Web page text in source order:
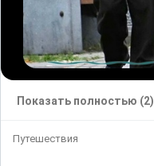
Показать полностью (2)
Путешествия